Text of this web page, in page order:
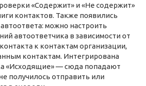
«Содержит» и «Не содержит»
контактов. Также появились
можно настроить
автоответчика в зависимости от
к контактам организации,
контактам. Интегрирована
«Исходящие» — сюда попадают
получилось отправить или